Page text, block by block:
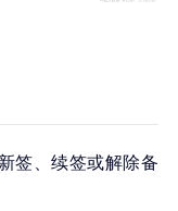
签、续签或解除备